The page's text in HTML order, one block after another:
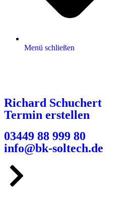
Menü schließen
Richard Schuchert
Termin erstellen
03449 88 999 80
info@bk-soltech.de